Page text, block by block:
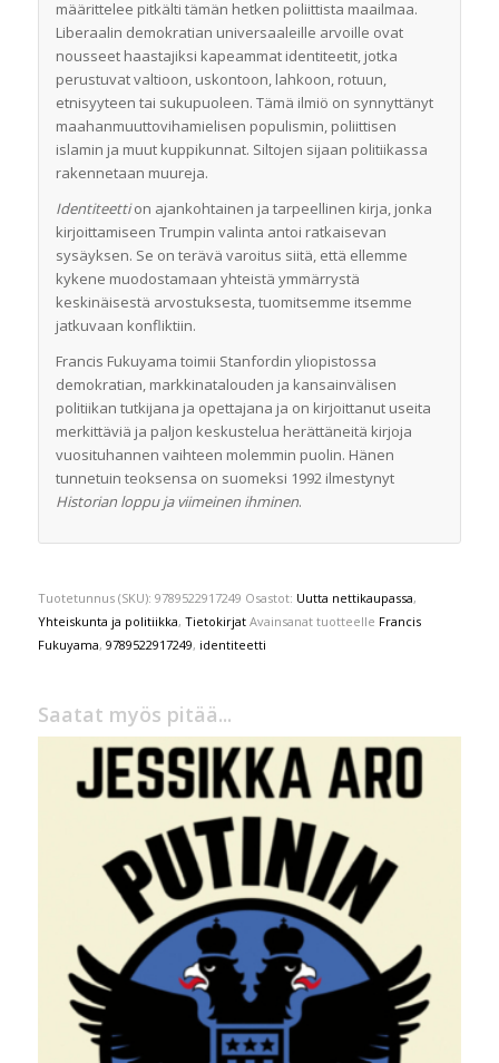
määrittelee pitkälti tämän hetken poliittista maailmaa.
Liberaalin demokratian universaaleille arvoille ovat
nousseet haastajiksi kapeammat identiteetit, jotka
perustuvat valtioon, uskontoon, lahkoon, rotuun,
etnisyyteen tai sukupuoleen. Tämä ilmiö on synnyttänyt
maahanmuuttovihamielisen populismin, poliittisen
islamin ja muut kuppikunnat. Siltojen sijaan politiikassa
rakennetaan muureja.
Identiteettion ajankohtainen ja tarpeellinen kirja, jonka
kirjoittamiseen Trumpin valinta antoi ratkaisevan
sysäyksen. Se on terävä varoitus siitä, että ellemme
kykene muodostamaan yhteistä ymmärrystä
keskinäisestä arvostuksesta, tuomitsemme itsemme
jatkuvaan konfliktiin.
Francis Fukuyama toimii Stanfordin yliopistossa
demokratian, markkinatalouden ja kansainvälisen
politiikan tutkijana ja opettajana ja on kirjoittanut useita
merkittäviä ja paljon keskustelua herättäneitä kirjoja
vuosituhannen vaihteen molemmin puolin. Hänen
tunnetuin teoksensa on suomeksi 1992 ilmestynyt
Historian loppu ja viimeinen ihminen.
Tuotetunnus (SKU): 9789522917249 Osastot: Uutta nettikaupassa,
Yhteiskunta ja politiikka, Tietokirjat Avainsanat tuotteelle Francis
Fukuyama, 9789522917249, identiteetti
Saatat myös pitää...